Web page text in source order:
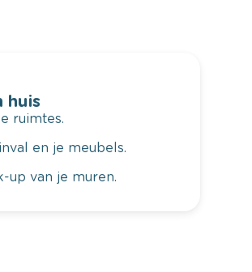
huis
ruimtes.
en je meubels.
up van je muren.